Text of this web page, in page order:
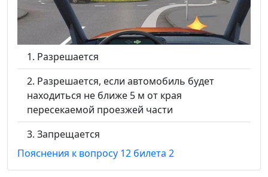
Разрешается
Разрешается, если автомобиль будет
находиться не ближе 5 м от края
пересекаемой проезжей части
Запрещается
Пояснения к вопросу 12 билета 2